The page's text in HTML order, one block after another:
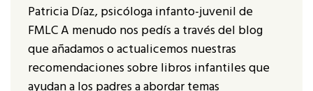
Patricia Díaz, psicóloga infanto-juvenil de
FMLC A menudo nos pedís a través del blog
que añadamos o actualicemos nuestras
recomendaciones sobre libros infantiles que